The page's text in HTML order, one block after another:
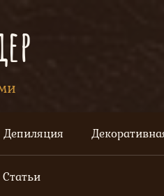
Депиляция
Статьи